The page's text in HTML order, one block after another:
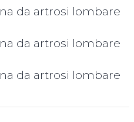
da artrosi lombare
da artrosi lombare
da artrosi lombare